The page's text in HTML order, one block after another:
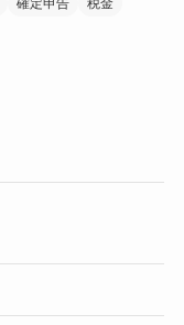
確定申告
税金